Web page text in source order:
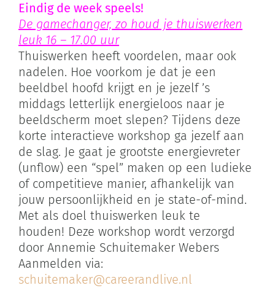
Eindig de week speels!
De gamechanger, zo houd je thuiswerken
leuk 16 – 17.00 uur
Thuiswerken heeft voordelen, maar ook
nadelen. Hoe voorkom je dat je een
beeldbel hoofd krijgt en je jezelf ’s
middags letterlijk energieloos naar je
beeldscherm moet slepen? Tijdens deze
korte interactieve workshop ga jezelf aan
de slag. Je gaat je grootste energievreter
(unflow) een “spel” maken op een ludieke
of competitieve manier, afhankelijk van
jouw persoonlijkheid en je state-of-mind.
Met als doel thuiswerken leuk te
houden! Deze workshop wordt verzorgd
door Annemie Schuitemaker Webers
Aanmelden via:
schuitemaker@careerandlive.nl